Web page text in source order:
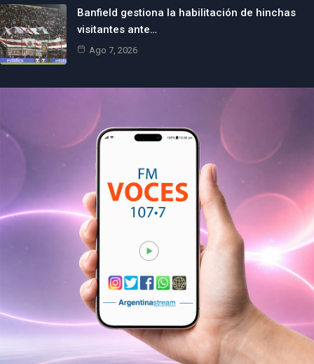
Banfield gestiona la habilitación de hinchas
visitantes ante…
Ago 7, 2026